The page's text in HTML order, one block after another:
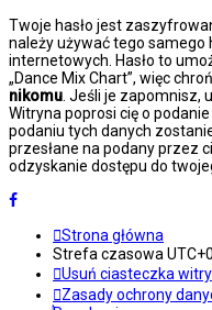
Twoje hasło jest
należy używać tego samego
internetowych. Hasło to
„Dance Mix Chart”, więc
nikomu . Jeśli je zapomnisz,
Witryna poprosi cię o
podaniu tych danych
przesłane na podany przez
odzyskanie dostępu do
Strona główna
Strefa czasowa
Usuń ciasteczka
Zasady ochrony